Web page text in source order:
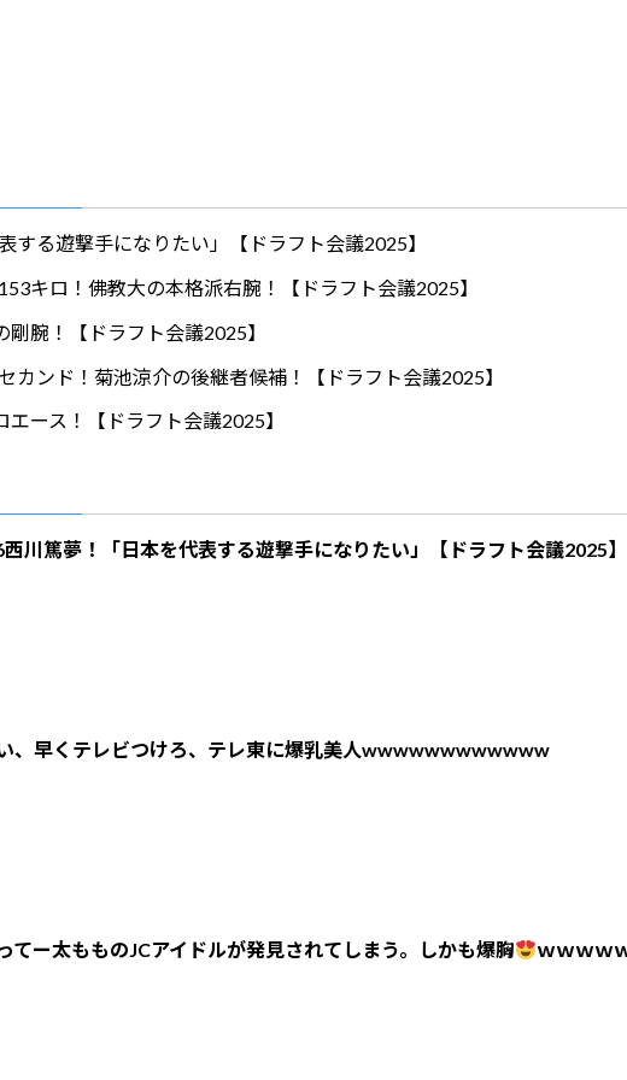
する遊撃手になりたい」【ドラフト会議2025】
キロ！佛教大の本格派右腕！【ドラフト会議2025】
腕！【ドラフト会議2025】
カンド！菊池涼介の後継者候補！【ドラフト会議2025】
ース！【ドラフト会議2025】
川篤夢！「日本を代表する遊撃手になりたい」【ドラフト会議2025】
い、早くテレビつけろ、テレ東に爆乳美人wwwwwwwwwwww
てー太もものJCアイドルが発見されてしまう。しかも爆胸 ｗｗｗｗ